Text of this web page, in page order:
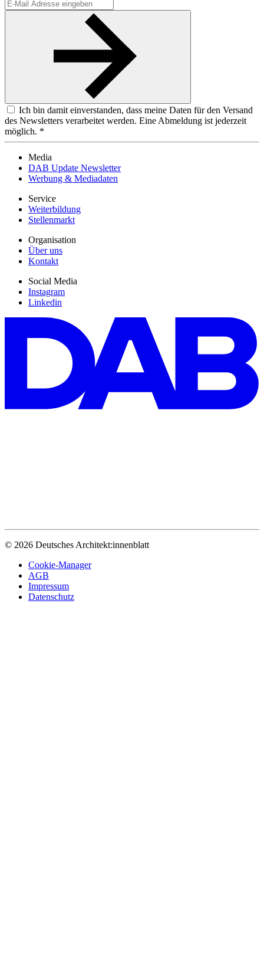
Ich bin damit einverstanden, dass meine Daten für den Versand
des Newsletters verarbeitet werden. Eine Abmeldung ist jederzeit
möglich. *
Media
DAB Update Newsletter
Werbung & Mediadaten
Service
Weiterbildung
Stellenmarkt
Organisation
Über uns
Kontakt
Social Media
Instagram
Linkedin
© 2026 Deutsches Architekt:innenblatt
Cookie-Manager
AGB
Impressum
Datenschutz